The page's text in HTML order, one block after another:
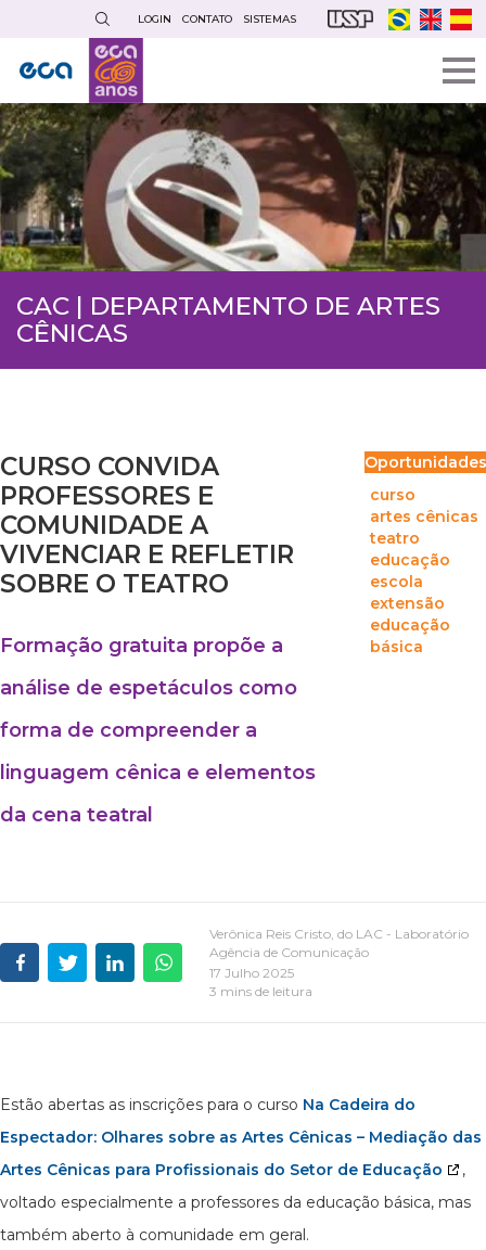
conteúdo
principal
LOGIN CONTATO SISTEMAS
CAC | DEPARTAMENTO DE ARTES
CÊNICAS
CURSO CONVIDA
PROFESSORES E
COMUNIDADE A
VIVENCIAR E REFLETIR
SOBRE O TEATRO
Formação gratuita propõe a
análise de espetáculos como
forma de compreender a
linguagem cênica e elementos
da cena teatral
Oportunidades
curso
artes cênicas
teatro
educação
escola
extensão
educação
básica
Verônica Reis Cristo, do LAC - Laboratório
Agência de Comunicação
17 Julho 2025
3 mins de leitura
Estão abertas as inscrições para o curso Na Cadeira do
Espectador: Olhares sobre as Artes Cênicas – Mediação das
Artes Cênicas para Profissionais do Setor de Educação
,
voltado especialmente a professores da educação básica, mas
também aberto à comunidade em geral.